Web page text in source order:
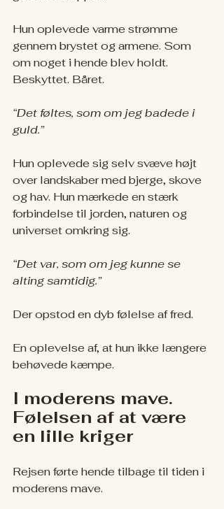
Hun oplevede varme strømme
gennem brystet og armene. Som
om noget i hende blev holdt.
Beskyttet. Båret.
“Det føltes, som om jeg badede i
guld.”
Hun oplevede sig selv svæve højt
over landskaber med bjerge, skove
og hav. Hun mærkede en stærk
forbindelse til jorden, naturen og
universet omkring sig.
“Det var, som om jeg kunne se
alting samtidig.”
Der opstod en dyb følelse af fred.
En oplevelse af, at hun ikke længere
behøvede kæmpe.
I moderens mave.
Følelsen af at være
en lille kriger
Rejsen førte hende tilbage til tiden i
moderens mave.